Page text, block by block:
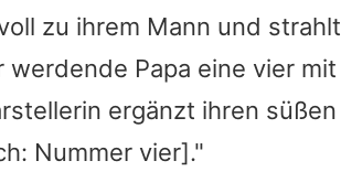
zu ihrem Mann und strahlt
Papa eine vier mit
ergänzt ihren süßen
Nummer vier]."